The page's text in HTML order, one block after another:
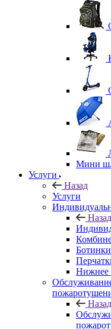
Мини
Услуги
Назад
Услуги
Назад
Ботинки
Нижнее
Назад